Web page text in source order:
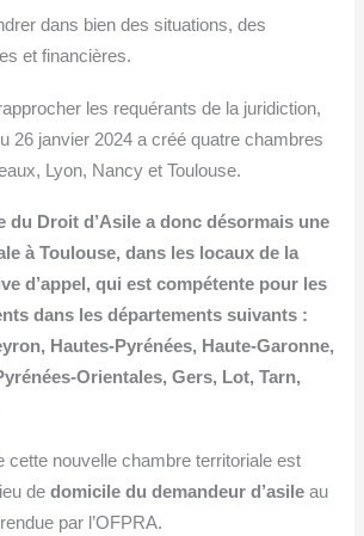
dans bien des situations, des
et financières.
les requérants de la juridiction,
26 janvier 2024 a créé quatre chambres
Lyon, Nancy et Toulouse.
du Droit d’Asile a donc désormais une
à Toulouse, dans les locaux de la
d’appel, qui est compétente pour les
dans les départements suivants :
Hautes-Pyrénées, Haute-Garonne,
Orientales, Gers, Lot, Tarn,
cette nouvelle chambre territoriale est
dedomicile du demandeur d’asile au
par l’OFPRA.